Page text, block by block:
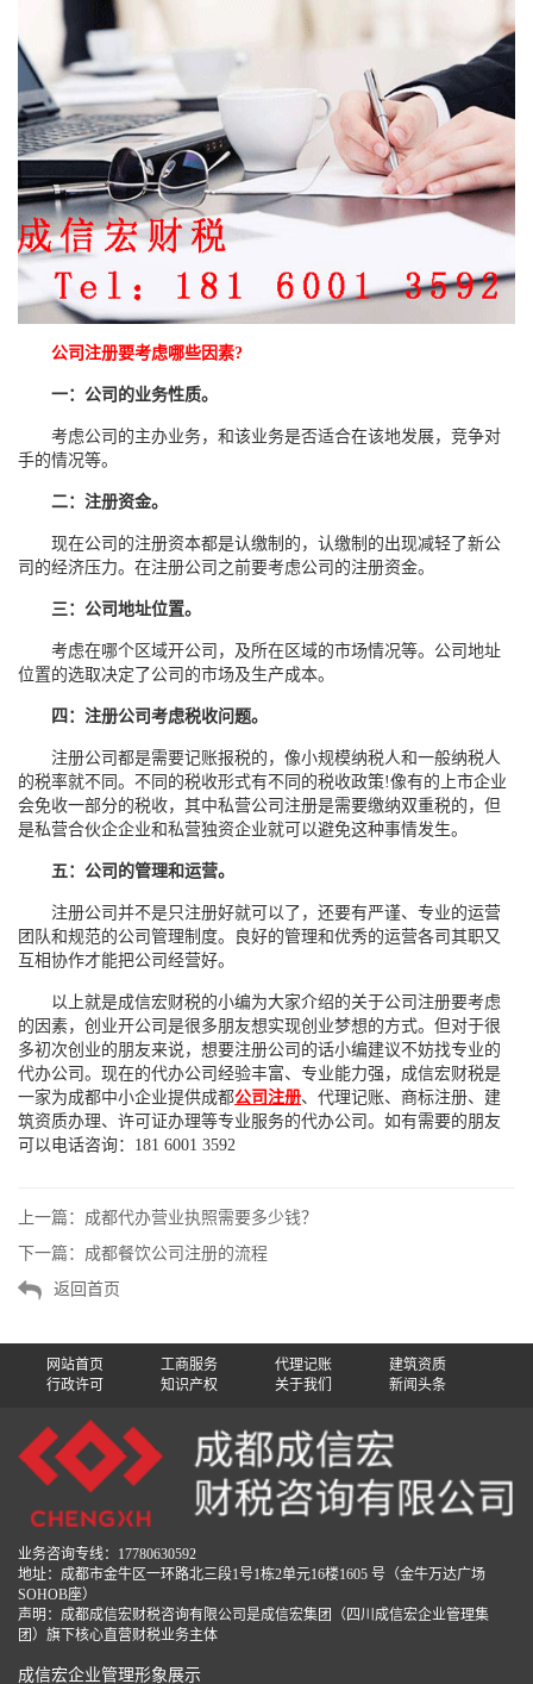
公司注册要考虑哪些因素?
一：公司的业务性质。
考虑公司的主办业务，和该业务是否适合在该地发展，竞争对
手的情况等。
二：注册资金。
现在公司的注册资本都是认缴制的，认缴制的出现减轻了新公
司的经济压力。在注册公司之前要考虑公司的注册资金。
三：公司地址位置。
考虑在哪个区域开公司，及所在区域的市场情况等。公司地址
位置的选取决定了公司的市场及生产成本。
四：注册公司考虑税收问题。
注册公司都是需要记账报税的，像小规模纳税人和一般纳税人
的税率就不同。不同的税收形式有不同的税收政策!像有的上市企业
会免收一部分的税收，其中私营公司注册是需要缴纳双重税的，但
是私营合伙企企业和私营独资企业就可以避免这种事情发生。
五：公司的管理和运营。
注册公司并不是只注册好就可以了，还要有严谨、专业的运营
团队和规范的公司管理制度。良好的管理和优秀的运营各司其职又
互相协作才能把公司经营好。
以上就是成信宏财税的小编为大家介绍的关于公司注册要考虑
的因素，创业开公司是很多朋友想实现创业梦想的方式。但对于很
多初次创业的朋友来说，想要注册公司的话小编建议不妨找专业的
代办公司。现在的代办公司经验丰富、专业能力强，成信宏财税是
一家为成都中小企业提供成都公司注册、代理记账、商标注册、建
筑资质办理、许可证办理等专业服务的代办公司。如有需要的朋友
可以电话咨询：181 6001 3592
上一篇： 成都代办营业执照需要多少钱？
下一篇： 成都餐饮公司注册的流程
返回首页
网站首页 工商服务 代理记账
建筑资质
行政许可
知识产权 关于我们 新闻头条
业务咨询专线：17780630592
地址：成都市金牛区一环路北三段1号1栋2单元16楼1605 号（金牛万达广场
SOHOB座）
声明：成都成信宏财税咨询有限公司是成信宏集团（四川成信宏企业管理集
团）旗下核心直营财税业务主体
成信宏企业管理形象展示